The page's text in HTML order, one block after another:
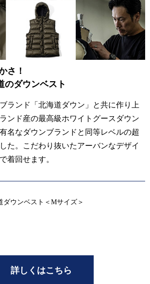
さ！
ダウンベスト
ランド「北海道ダウン」と共に作り上
ンド産の最高級ホワイトグースダウン
名なダウンブランドと同等レベルの超
た。こだわり抜いたアーバンなデザイ
着回せます。
ダウンベスト＜Mサイズ＞
詳しくはこちら